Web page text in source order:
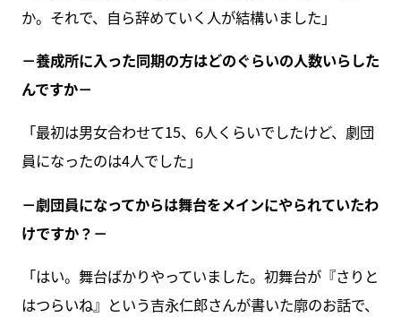
か。それで、自ら辞めていく人が結構いました」
－養成所に入った同期の方はどのぐらいの人数いらした
んですか－
「最初は男女合わせて15、6人くらいでしたけど、劇団
員になったのは4人でした」
－劇団員になってからは舞台をメインにやられていたわ
けですか？－
「はい。舞台ばかりやっていました。初舞台が『さりと
はつらいね』という吉永仁郎さんが書いた廓のお話で、